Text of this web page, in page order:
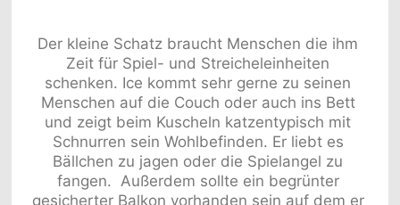
Der kleine Schatz braucht Menschen die ihm
Zeit für Spiel- und Streicheleinheiten
schenken. Ice kommt sehr gerne zu seinen
Menschen auf die Couch oder auch ins Bett
und zeigt beim Kuscheln katzentypisch mit
Schnurren sein Wohlbefinden. Er liebt es
Bällchen zu jagen oder die Spielangel zu
fangen.  Außerdem sollte ein begrünter
gesicherter Balkon vorhanden sein auf dem er